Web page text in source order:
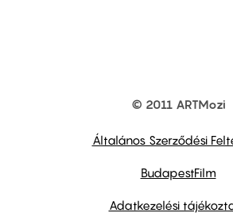
© 2011 ARTMozi
Általános Szerződési
BudapestFilm
Adatkezelési